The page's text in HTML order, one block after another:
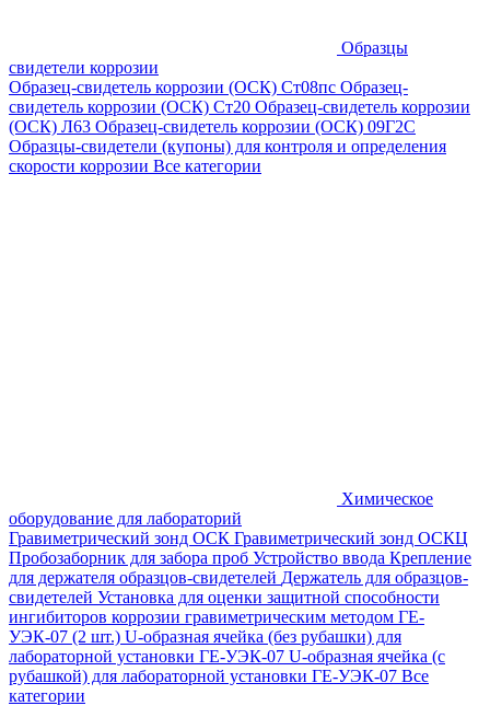
Образцы
свидетели коррозии
Образец-свидетель коррозии (ОСК) Ст08пс Образец-
свидетель коррозии (ОСК) Ст20 Образец-свидетель коррозии
(ОСК) Л63 Образец-свидетель коррозии (ОСК) 09Г2С
Образцы-свидетели (купоны) для контроля и определения
скорости коррозии Все категории
Химическое
оборудование для лабораторий
Гравиметрический зонд ОСК Гравиметрический зонд ОСКЦ
Пробозаборник для забора проб Устройство ввода Крепление
для держателя образцов-свидетелей Держатель для образцов-
свидетелей Установка для оценки защитной способности
ингибиторов коррозии гравиметрическим методом ГЕ-
УЭК-07 (2 шт.) U-образная ячейка (без рубашки) для
лабораторной установки ГЕ-УЭК-07 U-образная ячейка (с
рубашкой) для лабораторной установки ГЕ-УЭК-07 Все
категории